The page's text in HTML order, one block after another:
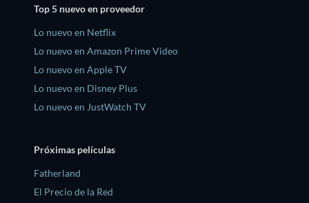
Top 5 nuevo en proveedor
Lo nuevo en Netflix
Lo nuevo en Amazon Prime Video
Lo nuevo en Apple TV
Lo nuevo en Disney Plus
Lo nuevo en JustWatch TV
Próximas películas
Fatherland
El Precio de la Red